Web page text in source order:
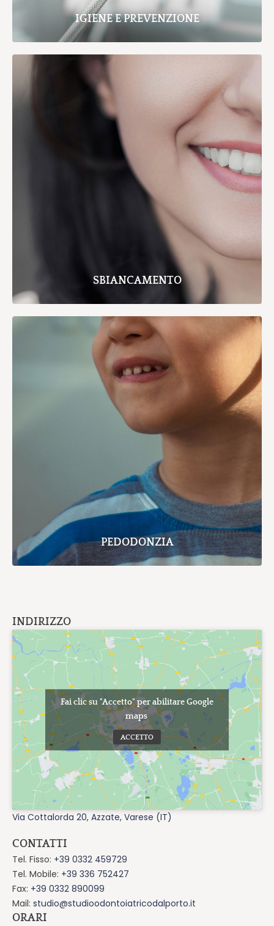
IGIENE E PREVENZIONE
SBIANCAMENTO
PEDODONZIA
INDIRIZZO
Fai clic su "Accetto" per abilitare Google
maps
ACCETTO
Via Cottalorda 20, Azzate, Varese (IT)
CONTATTI
Tel. Fisso: +39 0332 459729
Tel. Mobile: +39 336 752427
Fax: +39 0332 890099
Mail: studio@studioodontoiatricodalporto.it
ORARI